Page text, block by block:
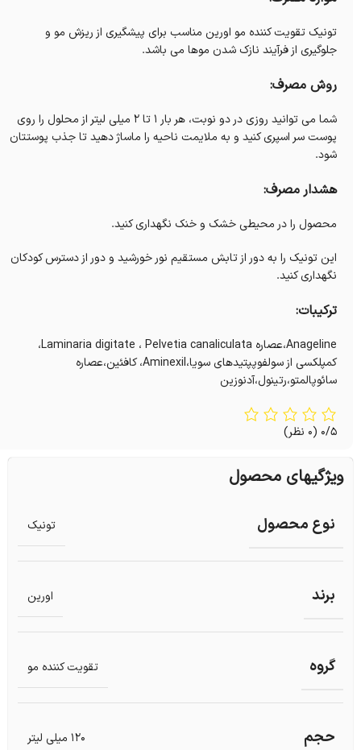
تونیک تقویت کننده مو اورین مناسب برای پیشگیری از ریزش مو و
جلوگیری از فرآیند نازک شدن موها می باشد.
روش مصرف:
شما می توانید روزی در دو نوبت، هر بار ۱ تا ۲ میلی لیتر از محلول را روی
پوست سر اسپری کنید و به ملایمت ناحیه را ماساژ دهید تا جذب پوستتان
شود.
هشدار مصرف:
محصول را در محیطی خشک و خنک نگهداری کنید.
این تونیک را به دور از تابش مستقیم نور خورشید و دور از دسترس کودکان
نگهداری کنید.
ترکیبات:
Anageline،عصاره Laminaria digitate ، Pelvetia canaliculata،
کمپلکسی از سولفوپپتیدهای سویا،Aminexil، کافئین،عصاره
سائوپالمتو،رتینول،آدنوزین
0/5 (0 نظر)
ویژگیهای محصول
نوع محصول تونیک
برند اورین
گروه تقویت کننده مو
حجم 120 میلی لیتر